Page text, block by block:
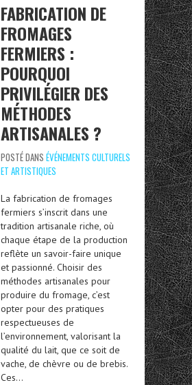
FABRICATION DE
FROMAGES
FERMIERS :
POURQUOI
PRIVILÉGIER DES
MÉTHODES
ARTISANALES ?
POSTÉ DANS ÉVÉNEMENTS CULTURELS
ET ARTISTIQUES
La fabrication de fromages
fermiers s’inscrit dans une
tradition artisanale riche, où
chaque étape de la production
reflète un savoir-faire unique
et passionné. Choisir des
méthodes artisanales pour
produire du fromage, c’est
opter pour des pratiques
respectueuses de
l’environnement, valorisant la
qualité du lait, que ce soit de
vache, de chèvre ou de brebis.
Ces…